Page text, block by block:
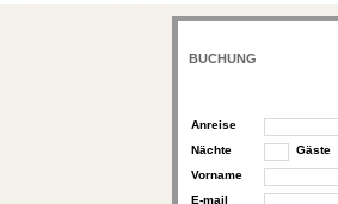
BUCHUNG
Anreise
Nächte
Gäste
Vorname
E-mail